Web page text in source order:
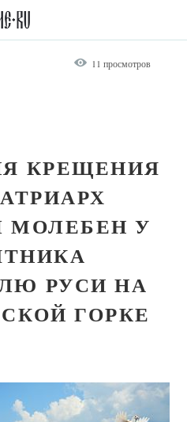
11 просмотров
КРЕЩЕНИЯ
МОЛЕБЕН У
РУСИ НА
ГОРКЕ